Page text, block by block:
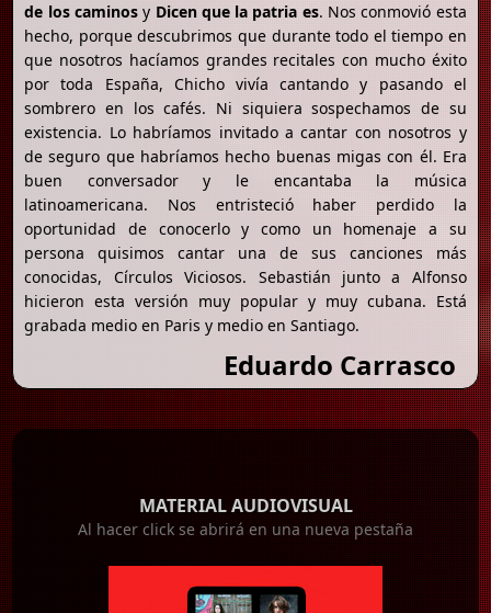
de los caminosy Dicen que la patria es. Nos conmovió esta
hecho, porque descubrimos que durante todo el tiempo en
que nosotros hacíamos grandes recitales con mucho éxito
por toda España, Chicho vivía cantando y pasando el
sombrero en los cafés. Ni siquiera sospechamos de su
existencia. Lo habríamos invitado a cantar con nosotros y
de seguro que habríamos hecho buenas migas con él. Era
buen conversador y le encantaba la música
latinoamericana. Nos entristeció haber perdido la
oportunidad de conocerlo y como un homenaje a su
persona quisimos cantar una de sus canciones más
conocidas, Círculos Viciosos. Sebastián junto a Alfonso
hicieron esta versión muy popular y muy cubana. Está
grabada medio en Paris y medio en Santiago.
Eduardo Carrasco
MATERIAL AUDIOVISUAL
Al hacer click se abrirá en una nueva pestaña